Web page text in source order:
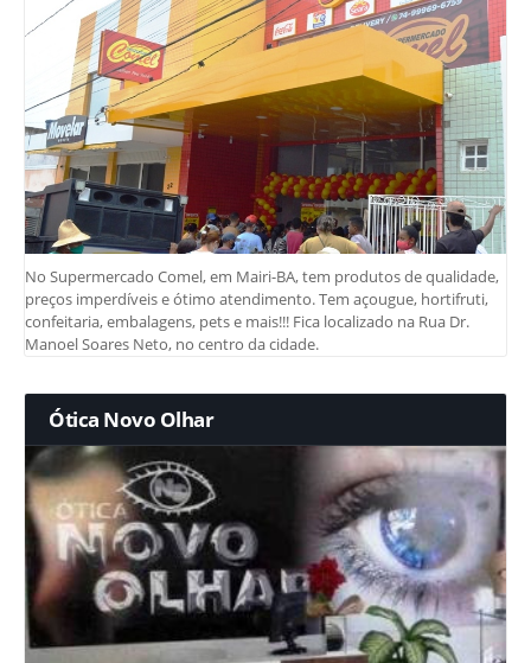
No Supermercado Comel, em Mairi-BA, tem produtos de qualidade,
preços imperdíveis e ótimo atendimento. Tem açougue, hortifruti,
confeitaria, embalagens, pets e mais!!! Fica localizado na Rua Dr.
Manoel Soares Neto, no centro da cidade.
Ótica Novo Olhar